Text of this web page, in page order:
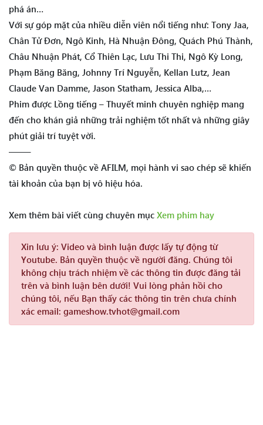
phá án…
Với sự góp mặt của nhiều diễn viên nổi tiếng như: Tony Jaa,
Chân Tử Đơn, Ngô Kinh, Hà Nhuận Đông, Quách Phú Thành,
Châu Nhuận Phát, Cổ Thiên Lạc, Lưu Thi Thi, Ngô Kỳ Long,
Phạm Băng Băng, Johnny Trí Nguyễn, Kellan Lutz, Jean
Claude Van Damme, Jason Statham, Jessica Alba,…
Phim được Lồng tiếng – Thuyết minh chuyên nghiệp mang
đến cho khán giả những trải nghiệm tốt nhất và những giây
phút giải trí tuyệt vời.
——–
© Bản quyền thuộc về AFILM, mọi hành vi sao chép sẽ khiến
tài khoản của bạn bị vô hiệu hóa.
Xem thêm bài viết cùng chuyên mục Xem phim hay
Xin lưu ý: Video và bình luận được lấy tự động từ
Youtube. Bản quyền thuộc về người đăng. Chúng tôi
không chịu trách nhiệm về các thông tin được đăng tải
trên và bình luận bên dưới! Vui lòng phản hồi cho
chúng tôi, nếu Bạn thấy các thông tin trên chưa chính
xác email: gameshow.tvhot@gmail.com